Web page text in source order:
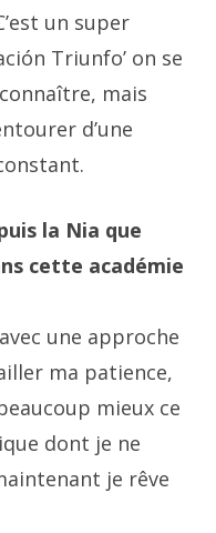
un super
Triunfo’ on se
mais
d’une
la Nia que
cette académie
une approche
ma patience,
mieux ce
dont je ne
je rêve